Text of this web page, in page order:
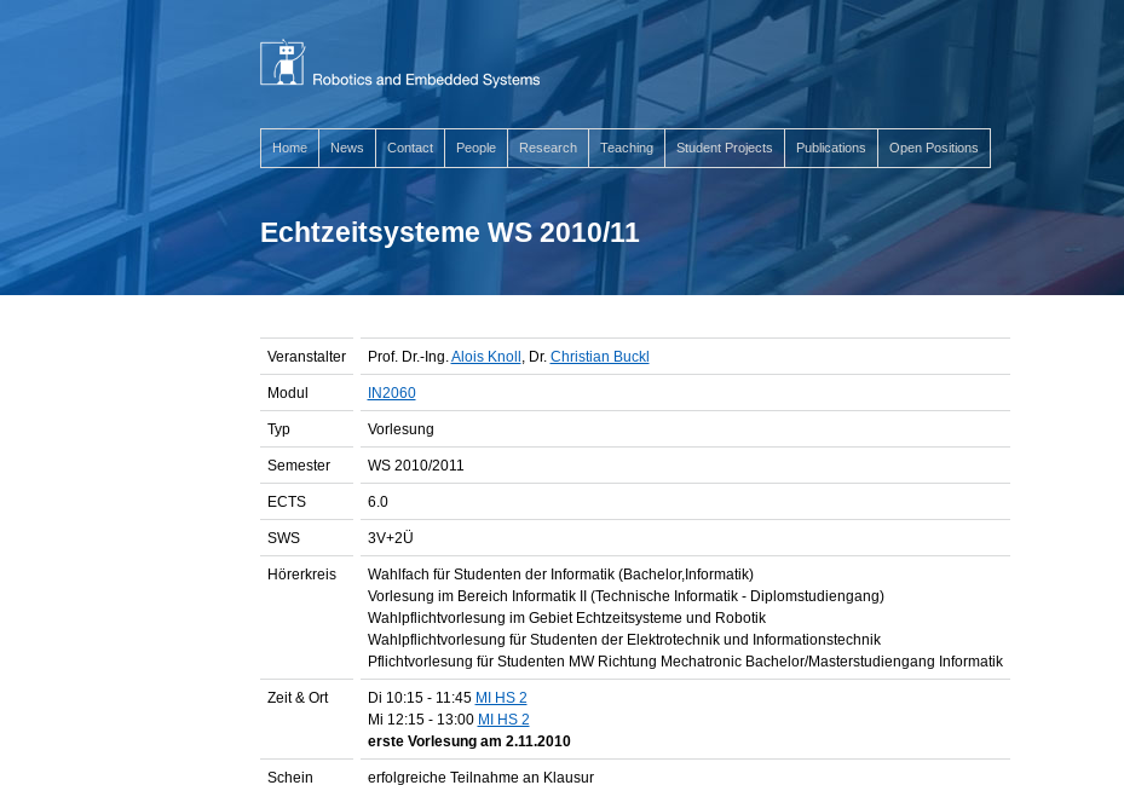
Home News Contact People Research Teaching Student Projects Publications Open Positions
Echtzeitsysteme WS 2010/11
Veranstalter Prof. Dr.-Ing.Alois Knoll , Dr. Christian Buckl
Modul IN2060
Typ Vorlesung
Semester WS 2010/2011
ECTS 6.0
SWS 3V+2Ü
Hörerkreis
Wahlfach für Studenten der Informatik (Bachelor,Informatik)
Vorlesung im Bereich Informatik II (Technische Informatik - Diplomstudiengang)
Wahlpflichtvorlesung im Gebiet Echtzeitsysteme und Robotik
Wahlpflichtvorlesung für Studenten der Elektrotechnik und Informationstechnik
Pflichtvorlesung für Studenten MW Richtung Mechatronic Bachelor/Masterstudiengang Informatik
Zeit & Ort Di 10:15 - 11:45 MI HS 2
Mi 12:15 - 13:00 MI HS 2
erste Vorlesung am 2.11.2010
Schein erfolgreiche Teilnahme an Klausur